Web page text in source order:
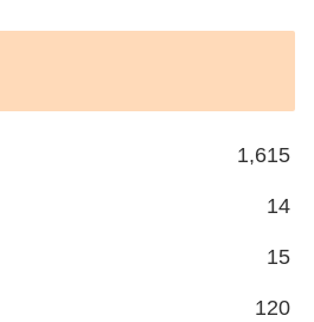
1,615
14
15
120